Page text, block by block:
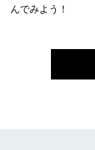
んでみよう！